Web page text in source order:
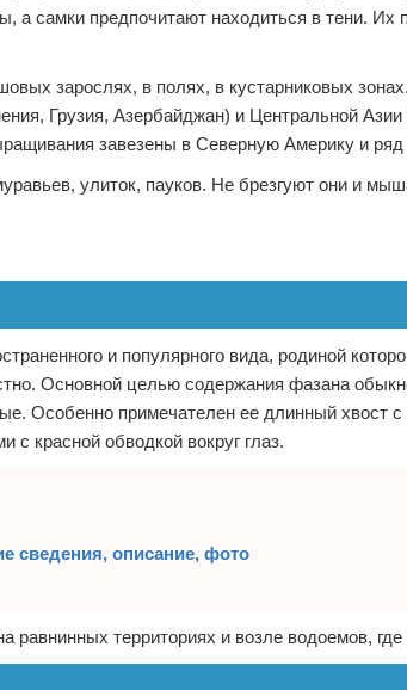
а самки предпочитают находиться в тени.
зарослях, в полях, в кустарниковых
Грузия, Азербайджан) и Центральной
завезены в Северную Америку и
улиток, пауков. Не брезгуют они и
и популярного вида, родиной
Основной целью содержания фазана
Особенно примечателен ее длинный хвост
красной обводкой вокруг глаз.
сведения, описание, фото
равнинных территориях и возле водоемов,